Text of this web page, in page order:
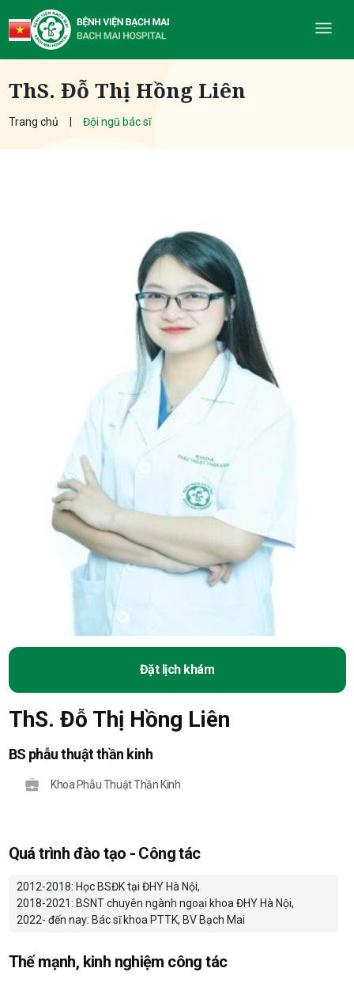
ThS. Đỗ Thị Hồng Liên
Trang chủ Đội ngũ bác sĩ
Đặt lịch khám
ThS. Đỗ Thị Hồng Liên
BS phẫu thuật thần kinh
Khoa Phẫu Thuật Thần Kinh
Quá trình đào tạo - Công tác
2012-2018: Học BSĐK tại ĐHY Hà Nội,
2018-2021: BSNT chuyên ngành ngoại khoa ĐHY Hà Nội,
2022- đến nay: Bác sĩ khoa PTTK, BV Bạch Mai
Thế mạnh, kinh nghiệm công tác